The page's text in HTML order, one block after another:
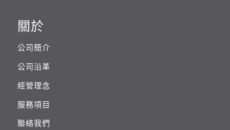
關於
公司簡介
公司沿革
經營理念
服務項目
聯絡我們